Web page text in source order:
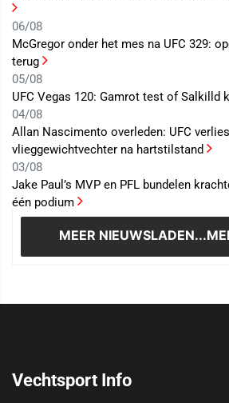
06/08
McGregor onder het mes na UFC 329:
terug
05/08
UFC Vegas 120: Gamrot test of Salkilld
04/08
Allan Nascimento overleden: UFC
vlieggewichtvechter na hartstilstand
03/08
Jake Paul’s MVP en PFL bundelen
één podium
MEER NIEUWS
Vechtsport Info